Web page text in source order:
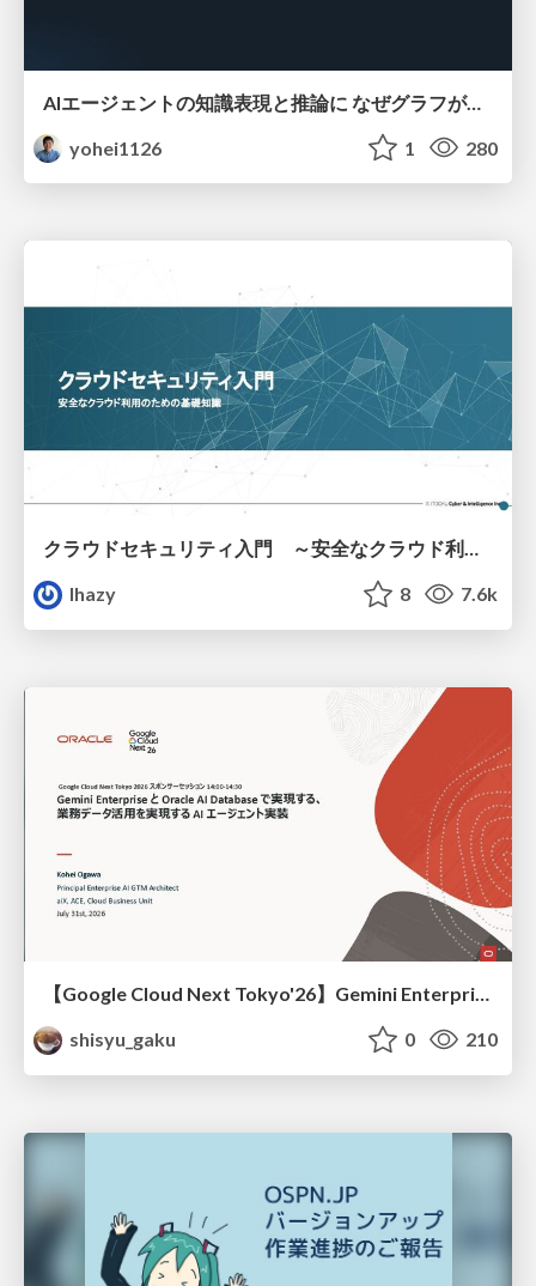
AIエージェントの知識表現と推論に なぜグラフが使われるのか - 記号的AIの復権とニューラルAIとの統合
yohei1126
1 280
クラウドセキュリティ入門 ～安全なクラウド利用のための基礎知識～
lhazy
8 7.6k
【Google Cloud Next Tokyo'26】Gemini Enterprise と Oracle AI Database で実現する、 業務データ活用を実現する AI エージェント実装
shisyu_gaku
0 210